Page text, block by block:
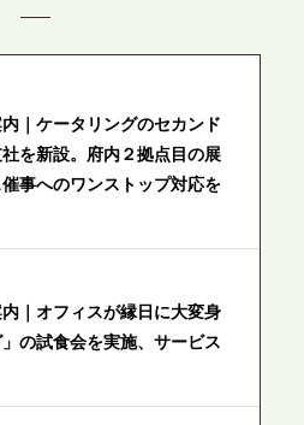
｜ケータリングのセカンド
を新設。府内２拠点目の展
事へのワンストップ対応を
｜オフィスが縁日に大変身
」の試食会を実施、サービス